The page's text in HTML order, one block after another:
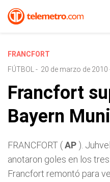
FRANCFORT
FÚTBOL
- 20 de marzo de 2010
Francfort
Bayern
FRANCFORT (AP ).
anotaron goles en los
Francfort remontó para